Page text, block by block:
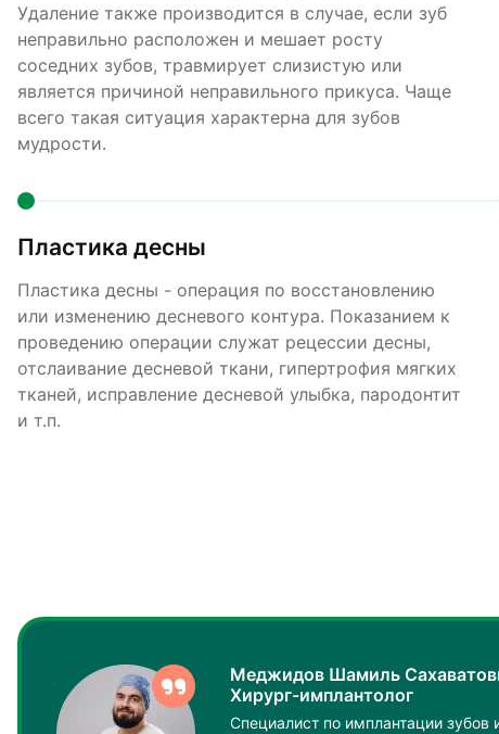
Удаление также производится в случае, если зуб
неправильно расположен и мешает росту
соседних зубов, травмирует слизистую или
является причиной неправильного прикуса. Чаще
всего такая ситуация характерна для зубов
мудрости.
Пластика десны
Пластика десны - операция по восстановлению
или изменению десневого контура. Показанием к
проведению операции служат рецессии десны,
отслаивание десневой ткани, гипертрофия мягких
тканей, исправление десневой улыбка, пародонтит
и т.п.
Меджидов Шамиль
Хирург-имплантолог
Специалист по имплантации зубов